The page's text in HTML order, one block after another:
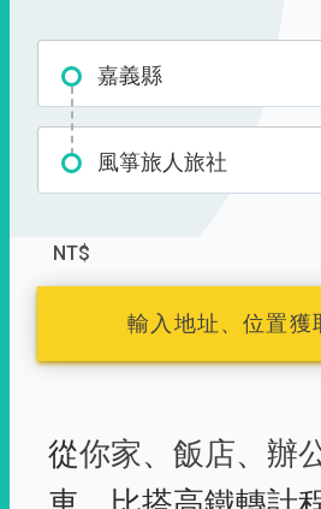
嘉義縣
風箏旅人旅社
NT$
輸入地址、位置
從你家、 飯店、 辦